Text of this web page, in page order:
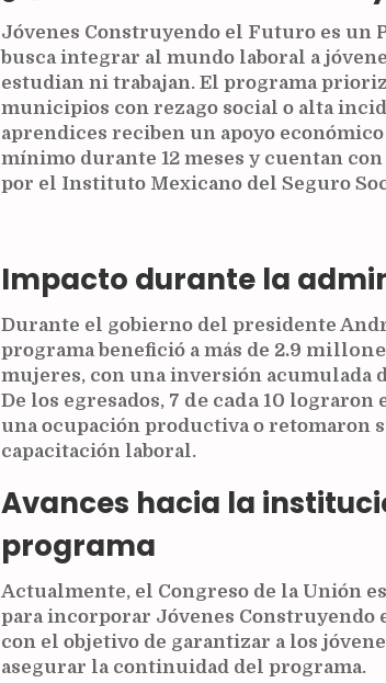
Jóvenes Construyendo el Futuro es un
busca integrar al mundo laboral a
estudian ni trabajan. El programa
municipios con rezago social o alta
aprendices reciben un apoyo
mínimo durante 12 meses y cuentan
por el Instituto Mexicano del Seguro
Impacto durante la
Durante el gobierno del presidente
programa benefició a más de 2.9
mujeres, con una inversión acumulada
De los egresados, 7 de cada 10 lograron
una ocupación productiva o retomaron
capacitación laboral.
Avances hacia la
programa
Actualmente, el Congreso de la Unión
para incorporar Jóvenes
con el objetivo de garantizar a los
asegurar la continuidad del programa.